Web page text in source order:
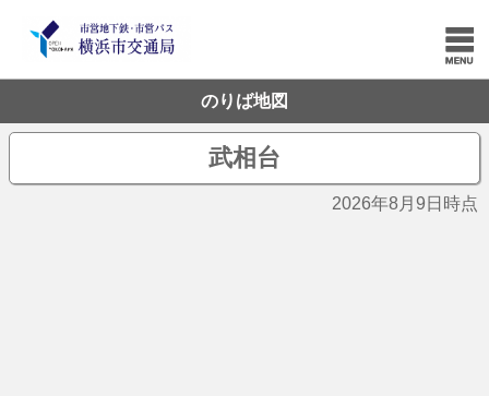
のりば地図
武相台
2026年8月9日時点